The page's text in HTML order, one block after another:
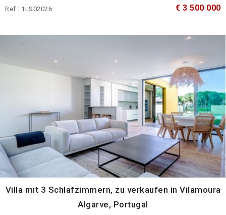
Ref.: 1LS02026 € 3 500 000
Villa mit 3 Schlafzimmern, zu verkaufen in Vilamoura
Algarve, Portugal